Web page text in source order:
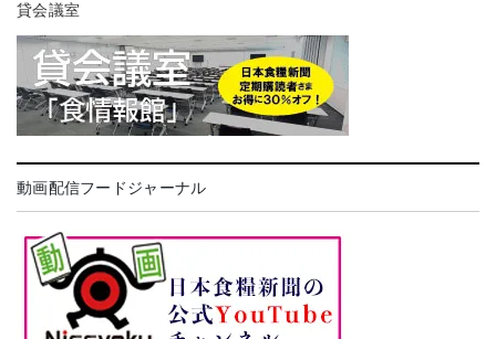
貸会議室
動画配信フードジャーナル